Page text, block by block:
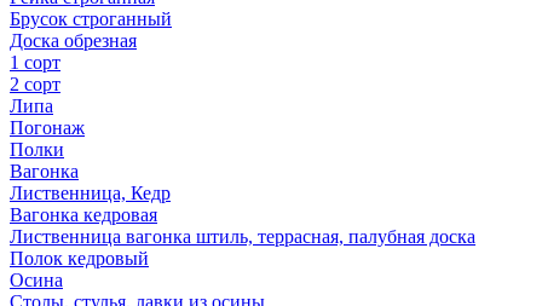
Брусок строганный
Доска обрезная
1 сорт
2 сорт
Липа
Погонаж
Полки
Вагонка
Лиственница, Кедр
Вагонка кедровая
Лиственница вагонка штиль, террасная, палубная доска
Полок кедровый
Осина
Столы, стулья, лавки из осины